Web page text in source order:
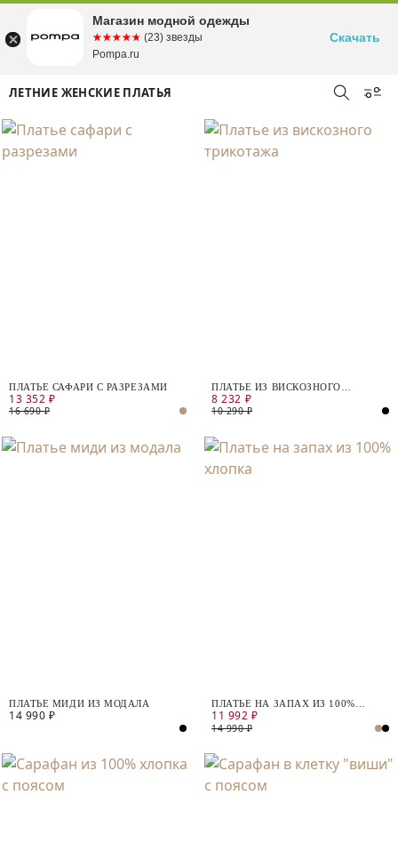
ЛЕТНИЕ ЖЕНСКИЕ ПЛАТЬЯ
ПЛАТЬЕ САФАРИ С РАЗРЕЗАМИ
13 352 ₽
16 690 ₽
ПЛАТЬЕ ИЗ ВИСКОЗНОГО
ТРИКОТАЖА
8 232 ₽
10 290 ₽
ПЛАТЬЕ МИДИ ИЗ МОДАЛА
14 990 ₽
ПЛАТЬЕ НА ЗАПАХ ИЗ 100%
ХЛОПКА
11 992 ₽
14 990 ₽
Магазин модной одежды
☆☆☆☆☆
★★★★★ (23) звезды
Pompa.ru
Скачать